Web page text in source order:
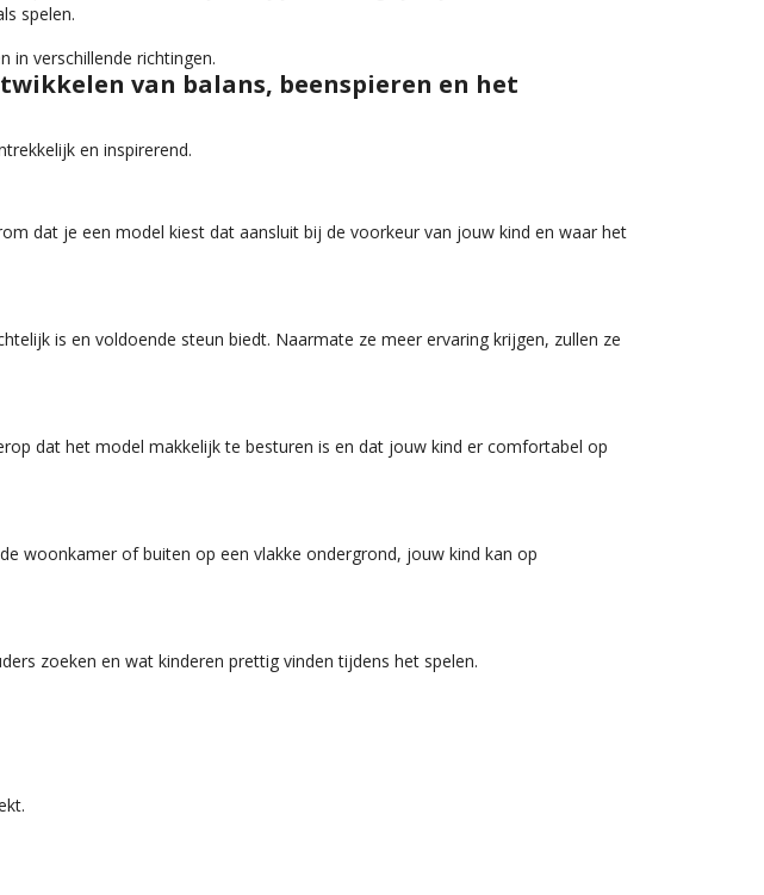
spelen.
in verschillende richtingen.
van balans, beenspieren en het
en inspirerend.
dat je een model kiest dat aansluit bij de voorkeur van jouw kind en waar het
is en voldoende steun biedt. Naarmate ze meer ervaring krijgen, zullen ze
dat het model makkelijk te besturen is en dat jouw kind er comfortabel op
woonkamer of buiten op een vlakke ondergrond, jouw kind kan op
zoeken en wat kinderen prettig vinden tijdens het spelen.